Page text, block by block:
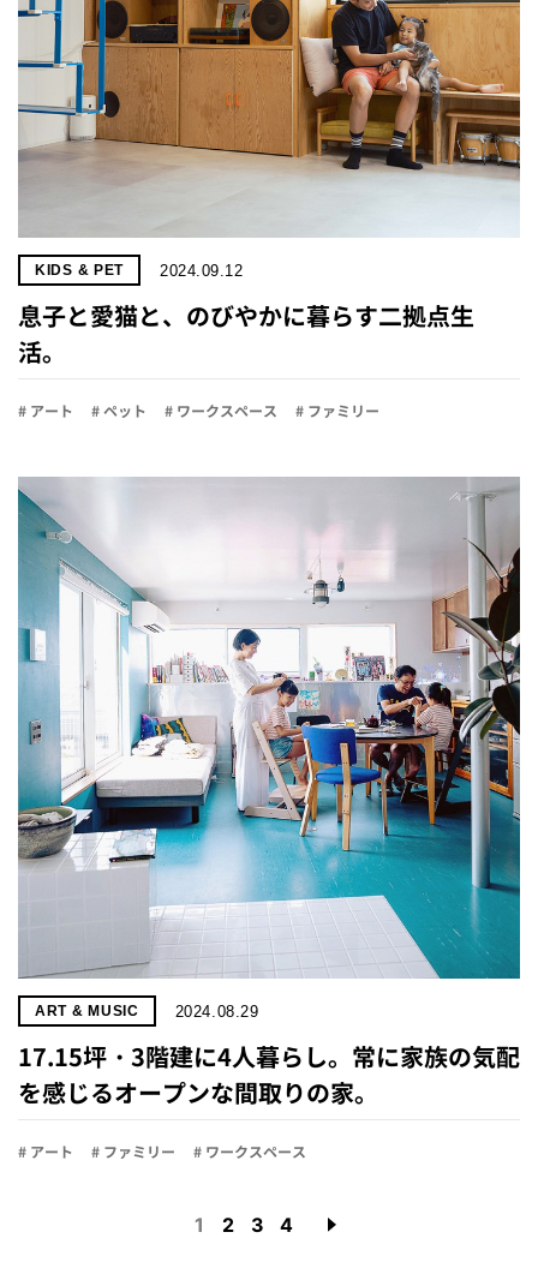
KIDS & PET 2024.09.12
息子と愛猫と、のびやかに暮らす二拠点生
活。
# アート # ペット # ワークスペース # ファミリー
ART & MUSIC 2024.08.29
17.15坪・3階建に4人暮らし。常に家族の気配
を感じるオープンな間取りの家。
# アート # ファミリー # ワークスペース
1 2 3 4